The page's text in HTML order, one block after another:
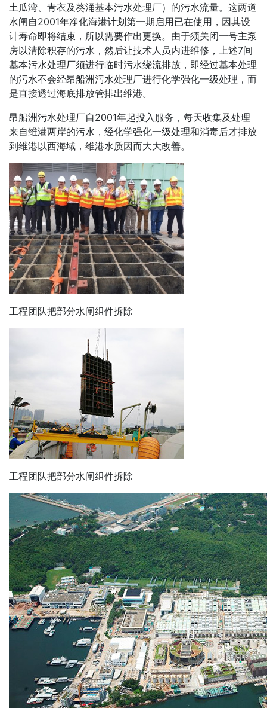
土瓜湾、青衣及葵涌基本污水处理厂）的污水流量。这两道
水闸自2001年净化海港计划第一期启用已在使用，因其设
计寿命即将结束，所以需要作出更换。由于须关闭一号主泵
房以清除积存的污水，然后让技术人员内进维修，上述7间
基本污水处理厂须进行临时污水绕流排放，即经过基本处理
的污水不会经昂船洲污水处理厂进行化学强化一级处理，而
是直接透过海底排放管排出维港。
昂船洲污水处理厂自2001年起投入服务，每天收集及处理
来自维港两岸的污水，经化学强化一级处理和消毒后才排放
到维港以西海域，维港水质因而大大改善。
工程团队把部分水闸组件拆除
工程团队把部分水闸组件拆除